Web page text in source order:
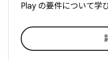
Play の要件について学